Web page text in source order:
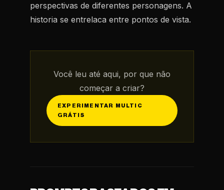
perspectivas de diferentes personagens. A
historia se entrelaca entre pontos de vista.
Você leu até aqui, por que não
começar a criar?
EXPERIMENTAR MULTIC
GRÁTIS